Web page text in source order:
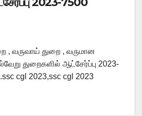
, வருவாய் துறை , வருமான
துறைகளில் ஆட்சேர்ப்பு 2023-
cgl 2023,ssc cgl 2023